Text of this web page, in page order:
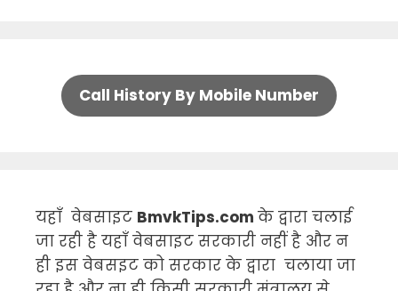
Call History By Mobile Number
यहाँ वेबसाइट BmvkTips.com के द्वारा चलाई
जा रही है यहाँ वेबसाइट सरकारी नहीं है और न
ही इस वेबसइट को सरकार के द्वारा चलाया जा